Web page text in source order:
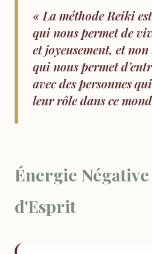
« La méthode Reiki
qui nous permet de
et joyeusement, et
qui nous permet
avec des personnes
leur rôle dans ce
Énergie
d'Esprit